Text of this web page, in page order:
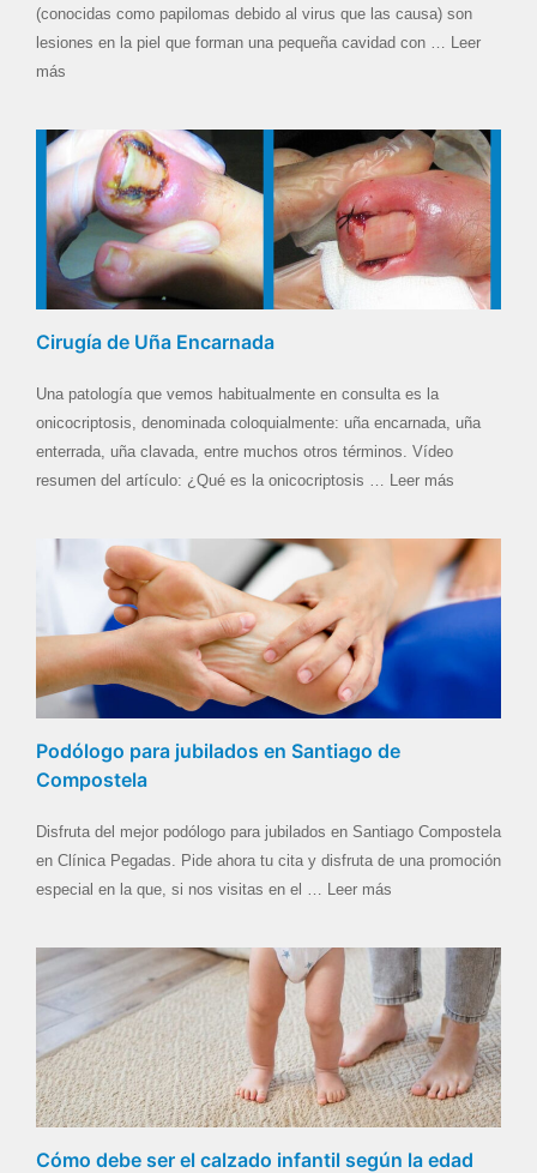
(conocidas como papilomas debido al virus que las causa) son
lesiones en la piel que forman una pequeña cavidad con … Leer
más
Cirugía de Uña Encarnada
Una patología que vemos habitualmente en consulta es la
onicocriptosis, denominada coloquialmente: uña encarnada, uña
enterrada, uña clavada, entre muchos otros términos. Vídeo
resumen del artículo: ¿Qué es la onicocriptosis … Leer más
Podólogo para jubilados en Santiago de
Compostela
Disfruta del mejor podólogo para jubilados en Santiago Compostela
en Clínica Pegadas. Pide ahora tu cita y disfruta de una promoción
especial en la que, si nos visitas en el … Leer más
Cómo debe ser el calzado infantil según la edad